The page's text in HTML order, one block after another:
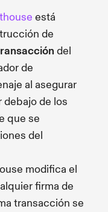
está
de
del
de
al asegurar
debajo de los
que se
del
modifica el
firma de
transacción se